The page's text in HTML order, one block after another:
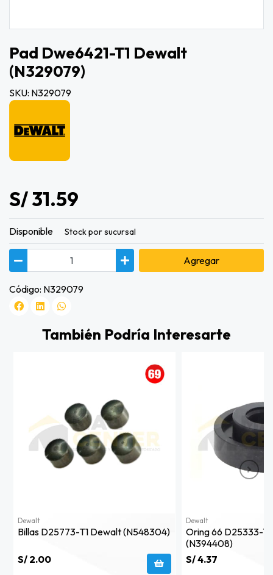
Pad Dwe6421-T1 Dewalt
(n329079)
SKU: N329079
S/ 31.59
Disponible Stock por sucursal
Agregar
Código: N329079
También Podría Interesarte
Dewalt
Billas D25773-T1 Dewalt (n548304)
S/ 2.00
Dewalt
Oring 66 D25333-
(n394408)
S/ 4.37